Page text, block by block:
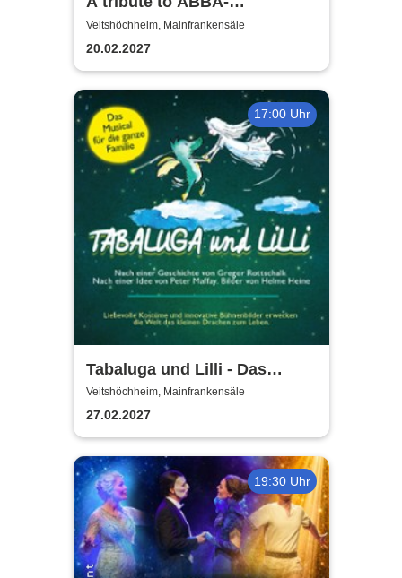
unforgettable Konzert
Veitshöchheim, Mainfrankensäle
20.02.2027
17:00 Uhr
Tabaluga und Lilli - Das
drachenstarke Musical für die
ganze Familie
Veitshöchheim, Mainfrankensäle
27.02.2027
19:30 Uhr